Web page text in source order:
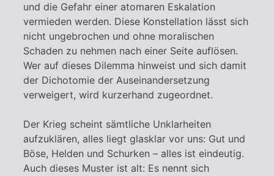
und die Gefahr einer atomaren Eskalation
vermieden werden. Diese Konstellation lässt sich
nicht ungebrochen und ohne moralischen
Schaden zu nehmen nach einer Seite auflösen.
Wer auf dieses Dilemma hinweist und sich damit
der Dichotomie der Auseinandersetzung
verweigert, wird kurzerhand zugeordnet.
Der Krieg scheint sämtliche Unklarheiten
aufzuklären, alles liegt glasklar vor uns: Gut und
Böse, Helden und Schurken – alles ist eindeutig.
Auch dieses Muster ist alt: Es nennt sich